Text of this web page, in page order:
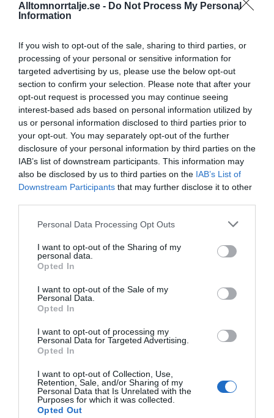
Alltomnorrtalje.se - Do Not Process My Personal
Information
If you wish to opt-out of the sale, sharing to third parties, or
processing of your personal or sensitive information for
targeted advertising by us, please use the below opt-out
section to confirm your selection. Please note that after your
opt-out request is processed you may continue seeing
interest-based ads based on personal information utilized by
us or personal information disclosed to third parties prior to
your opt-out. You may separately opt-out of the further
disclosure of your personal information by third parties on the
IAB’s list of downstream participants. This information may
also be disclosed by us to third parties on the IAB’s List of
Downstream Participants that may further disclose it to other
Personal Data Processing Opt Outs
I want to opt-out of the Sharing of my
personal data.
Opted In
I want to opt-out of the Sale of my
Personal Data.
Opted In
I want to opt-out of processing my
Personal Data for Targeted Advertising.
Opted In
I want to opt-out of Collection, Use,
Retention, Sale, and/or Sharing of my
Personal Data that Is Unrelated with the
Purposes for which it was collected.
Opted Out